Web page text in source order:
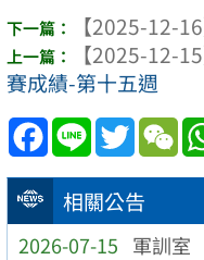
相關公告
2026-07-15 軍訓室
【2025-12-16
【2025-12-15
賽成績-第十五週
Facebook
Line Twitter